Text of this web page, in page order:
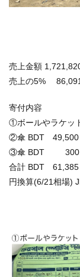
売上金額
売上の5%
寄付内容
①ボールやラケッ
②傘 BDT 49,500
③傘 BDT 300
合計 BDT 61,385
円換算(6/21相場)